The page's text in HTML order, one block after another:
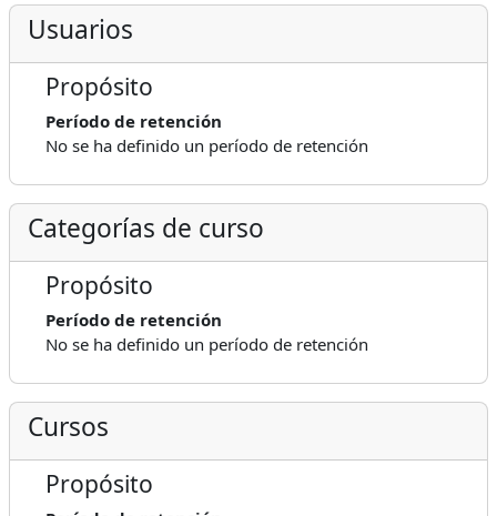
Usuarios
Propósito
Período de retención
No se ha definido un período de retención
Categorías de curso
Propósito
Período de retención
No se ha definido un período de retención
Cursos
Propósito